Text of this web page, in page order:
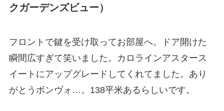
クガーデンズビュー）
フロントで鍵を受け取ってお部屋へ。ドア開けた
瞬間広すぎて笑いました。カロラインアスタース
イートにアップグレードしてくれてました。あり
がとうボンヴォ…。138平米あるらしいです。